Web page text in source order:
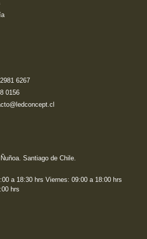
6267
0156
Santiago de Chile.
a 18:30 hrs Viernes: 09:00 a 18:00 hrs
hrs